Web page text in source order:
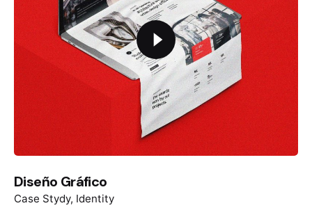
Diseño Gráfico
Case Stydy Identity